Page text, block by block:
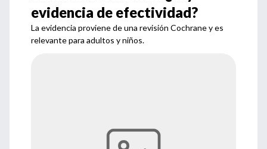
evidencia de efectividad?
La evidencia proviene de una revisión Cochrane y es
relevante para adultos y niños.